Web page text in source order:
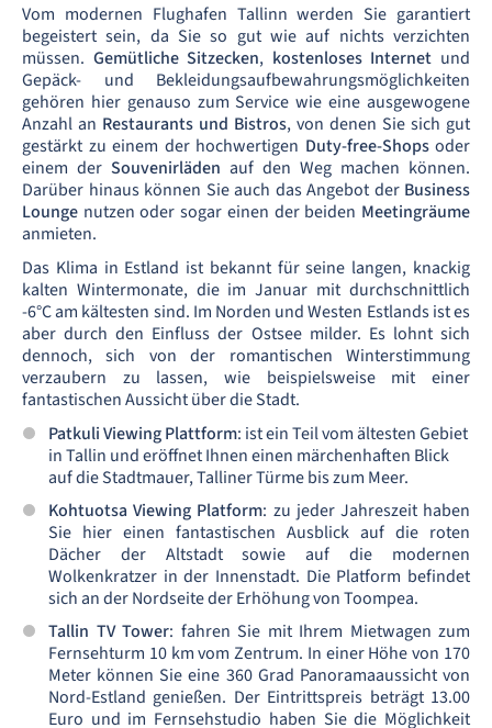
Vom modernen Flughafen Tallinn werden Sie garantiert
begeistert sein, da Sie so gut wie auf nichts verzichten
müssen. Gemütliche Sitzecken, kostenloses Internet und
Gepäck- und Bekleidungsaufbewahrungsmöglichkeiten
gehören hier genauso zum Service wie eine ausgewogene
Anzahl an Restaurants und Bistros, von denen Sie sich gut
gestärkt zu einem der hochwertigen Duty-free-Shopsoder
einem der Souvenirläden auf den Weg machen können.
Darüber hinaus können Sie auch das Angebot der Business
Lounge nutzen oder sogar einen der beiden Meetingräume
anmieten.
Das Klima in Estland ist bekannt für seine langen, knackig
kalten Wintermonate, die im Januar mit durchschnittlich
-6°C am kältesten sind. Im Norden und Westen Estlands ist es
aber durch den Einfluss der Ostsee milder. Es lohnt sich
dennoch, sich von der romantischen Winterstimmung
verzaubern zu lassen, wie beispielsweise mit einer
fantastischen Aussicht über die Stadt.
Patkuli Viewing Plattform: ist ein Teil vom ältesten Gebiet
in Tallin und eröffnet Ihnen einen märchenhaften Blick
auf die Stadtmauer, Talliner Türme bis zum Meer.
Kohtuotsa Viewing Platform: zu jeder Jahreszeit haben
Sie hier einen fantastischen Ausblick auf die roten
Dächer der Altstadt sowie auf die modernen
Wolkenkratzer in der Innenstadt. Die Platform befindet
sich an der Nordseite der Erhöhung von Toompea.
Tallin TV Tower: fahren Sie mit Ihrem Mietwagen zum
Fernsehturm 10 km vom Zentrum. In einer Höhe von 170
Meter können Sie eine 360 Grad Panoramaaussicht von
Nord-Estland genießen. Der Eintrittspreis beträgt 13.00
Euro und im Fernsehstudio haben Sie die Möglichkeit